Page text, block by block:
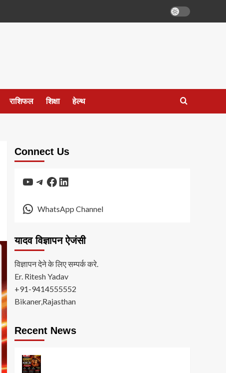
राशिफल शिक्षा हेल्थ
Connect Us
YouTube
Telegram
Facebook
LinkedIn
WhatsApp Channel
यादव विज्ञापन ऐजंसी
विज्ञापन देने के लिए सम्पर्क करे.
Er. Ritesh Yadav
+91-9414555552
Bikaner,Rajasthan
Recent News